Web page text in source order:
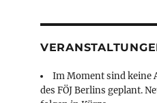
Im Moment sind keine
des FÖJ Berlins geplant.